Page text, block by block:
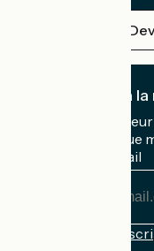
Je m'abonne à
Recevez le
boîte mail chaque
Mon adresse mail
Conditions